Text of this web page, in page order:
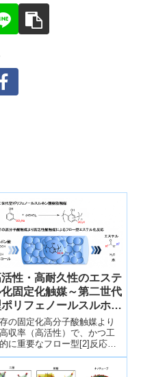
性・高耐久性のエステ
化固定化触媒～第二世代
リフェノールスルホン
脂触媒の開発に成功
の固定化高分子酸触媒より
収率（高活性）で、かつ工
に重要なフロー型[2]反応に
可能な高耐久性のエステル
に有効な固定化高分子酸触媒